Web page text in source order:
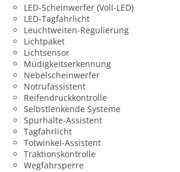
LED-Scheinwerfer (Voll-LED)
LED-Tagfahrlicht
Leuchtweiten-Regulierung
Lichtpaket
Lichtsensor
Müdigkeitserkennung
Nebelscheinwerfer
Notrufassistent
Reifendruckkontrolle
Selbstlenkende Systeme
Spurhalte-Assistent
Tagfahrlicht
Totwinkel-Assistent
Traktionskontrolle
Wegfahrsperre